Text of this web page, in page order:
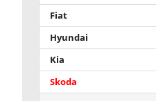
Fiat
Hyundai
Kia
Skoda